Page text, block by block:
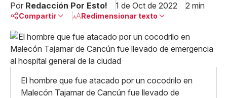
Por Redacción Por Esto! 1 de Oct de 2022 2 min
Compartir
Linkedin
Facebook
X
Whatsapp
Copiar enlace
Redimensionar texto
Pequeño
Mediano
Grande
El hombre que fue atacado por un cocodrilo en
Malecón Tajamar de Cancún fue llevado de